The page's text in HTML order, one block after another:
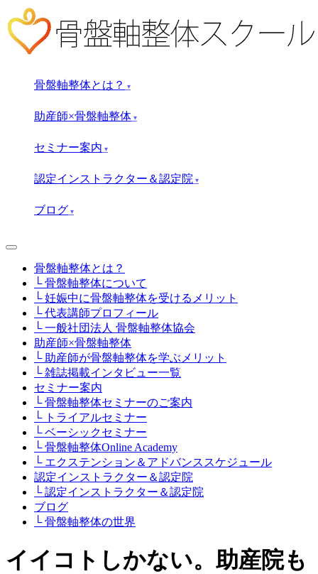
骨盤軸整体とは？ ▾
助産師×骨盤軸整体 ▾
セミナー案内 ▾
認定インストラクター＆認定院 ▾
ブログ ▾
骨盤軸整体とは？
└ 骨盤軸整体について
└ 妊娠中に骨盤軸整体を受けるメリット
└ 代表講師プロフィール
└ 一般社団法人 骨盤軸整体協会
助産師×骨盤軸整体
└ 助産師が骨盤軸整体を学ぶメリット
└ 雑誌掲載インタビュー一覧
セミナー案内
└ 骨盤軸整体セミナーのご案内
└ トライアルセミナー
└ ベーシックセミナー
└ 骨盤軸整体Online Academy
└ エクステンション＆アドバンススケジュール
認定インストラクター＆認定院
└ 認定インストラクター＆認定院
ブログ
└ 骨盤軸整体の世界
イイコトしかない。助産院も